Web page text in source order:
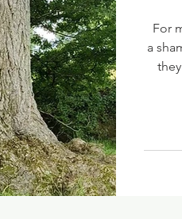
For
a